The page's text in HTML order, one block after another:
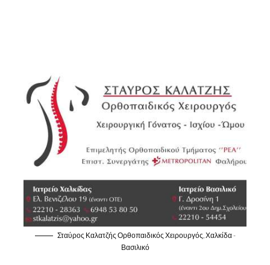
Σταύρος Καλατζής Ορθοπαιδικός Χειρουργός, Χαλκίδα -
Βασιλικό